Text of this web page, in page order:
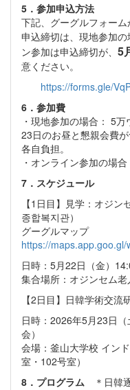
5 ．参加申込方法
下記、グーグルフォーム
申込締切は、現地参加の
ン参加は申込締切が、 5
意ください。
https://forms.gle/
6 ．参加費
・現地参加の場合： 5
23日のお昼と懇親会費
各自負担。
・オンライン参加の場
7．スケジュール
【1日目】見学：オジ
종합복지관）
グーグルマップ
https://
日時：5月22日（金）
集合場所：オジンセム
【2日目】日韓学術交流
日時：2026年5月23日
会）
会場：釜山大学校 イン
室・102号室）
8．プログラム
＊日韓